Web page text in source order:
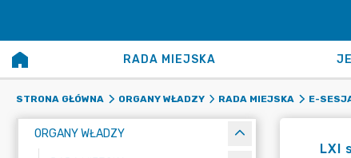
RADA MIEJSKA
STRONA GŁÓWNA ORGANY WŁADZY RADA MIEJSKA E-
ORGANY WŁADZY
LXI